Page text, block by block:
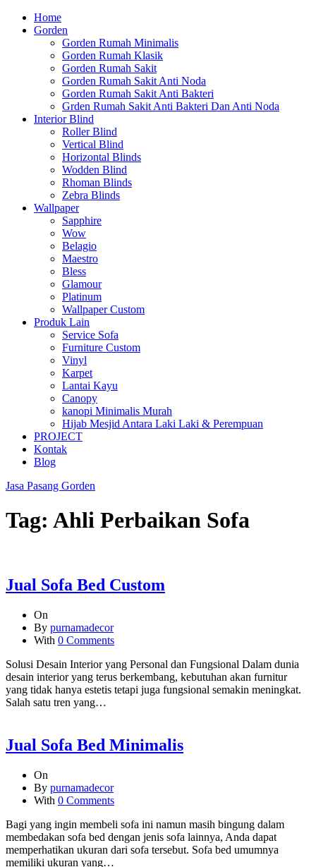
Home
Gorden
Gorden Rumah Minimalis
Gorden Rumah Klasik
Gorden Rumah Sakit
Gorden Rumah Sakit Anti Noda
Gorden Rumah Sakit Anti Bakteri
Grden Rumah Sakit Anti Bakteri Dan Anti Noda
Interior Blind
Roller Blind
Vertical Blind
Horizontal Blinds
Wodden Blind
Rhoman Blinds
Zebra Blinds
Wallpaper
Sapphire
Wow
Belagio
Maestro
Bless
Glamour
Platinum
Wallpaper Custom
Produk Lain
Service Sofa
Furniture Custom
Vinyl
Karpet
Lantai Kayu
Canopy
kanopi Minimalis Murah
Hijab Mesjid Antara Laki Laki & Perempuan
PROJECT
Kontak
Blog
Jasa Pasang Gorden
Tag: Ahli Perbaikan Sofa
Jual Sofa Bed Custom
On
By purnamadecor
With 0 Comments
Solusi Desain Interior yang Personal dan Fungsional Dalam dunia
desain interior yang terus berkembang, kebutuhan akan furnitur
yang tidak hanya estetis tetapi juga fungsional semakin meningkat.
Salah satu tren yang…
Jual Sofa Bed Minimalis
On
By purnamadecor
With 0 Comments
Bagi yang ingin membeli sofa ini namun masih bingung dalam
membedakan sofa bed dengan jenis sofa lainnya, Anda dapat
memperhatikan ukuran dari sofa tersebut. Sofa bed umumnya
memiliki ukuran yang…